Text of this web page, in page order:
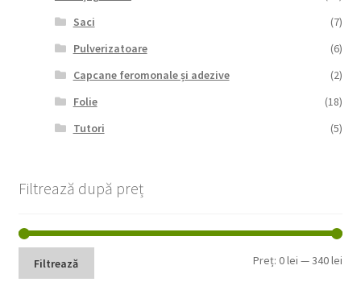
Saci
(7)
Pulverizatoare
(6)
Capcane feromonale și adezive
(2)
Folie
(18)
Tutori
(5)
Filtrează după preț
Filtrează Preț:0 lei —340 lei